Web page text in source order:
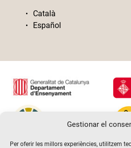
Gestionar el
Per oferir les millors experiències, utilitzem
Català
Español